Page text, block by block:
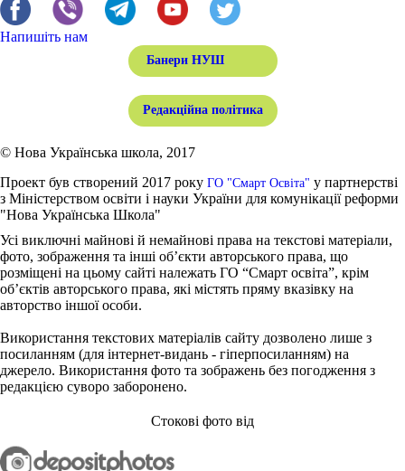
Напишіть нам
Банери НУШ
Редакційна політика
© Нова Українська школа, 2017
Проект був створений 2017 року ГО "Смарт Освіта" у партнерстві
з Міністерством освіти і науки України для комунікації реформи
"Нова Українська Школа"
Усі виключні майнові й немайнові права на текстові матеріали,
фото, зображення та інші об’єкти авторського права, що
розміщені на цьому сайті належать ГО “Смарт освіта”, крім
об’єктів авторського права, які містять пряму вказівку на
авторство іншої особи.
Використання текстових матеріалів сайту дозволено лише з
посиланням (для інтернет-видань - гіперпосиланням) на
джерело. Використання фото та зображень без погодження з
редакцією суворо заборонено.
Стокові фото від